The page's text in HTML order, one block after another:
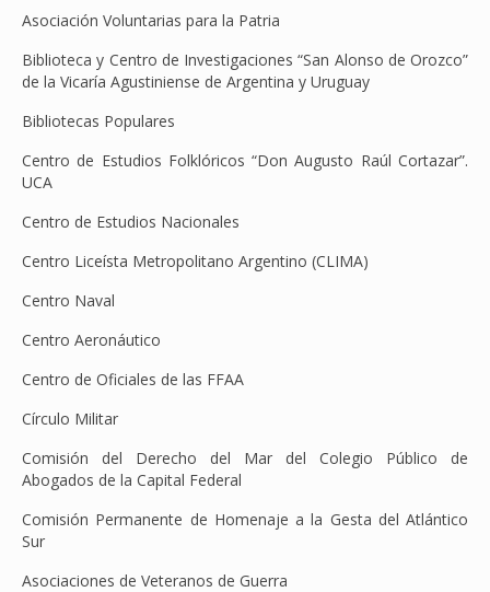
Asociación Voluntarias para la Patria
Biblioteca y Centro de Investigaciones “San Alonso de Orozco”
de la Vicaría Agustiniense de Argentina y Uruguay
Bibliotecas Populares
Centro de Estudios Folklóricos “Don Augusto Raúl Cortazar”.
UCA
Centro de Estudios Nacionales
Centro Liceísta Metropolitano Argentino (CLIMA)
Centro Naval
Centro Aeronáutico
Centro de Oficiales de las FFAA
Círculo Militar
Comisión del Derecho del Mar del Colegio Público de
Abogados de la Capital Federal
Comisión Permanente de Homenaje a la Gesta del Atlántico
Sur
Asociaciones de Veteranos de Guerra